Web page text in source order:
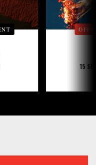
15